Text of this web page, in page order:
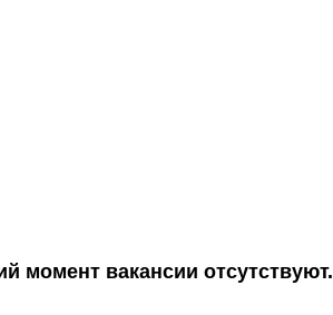
момент вакансии отсутствуют.